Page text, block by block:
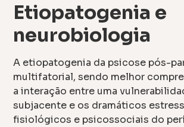
Etiopatogenia e
neurobiologia
A etiopatogenia da psicose pós-
multifatorial, sendo melhor
a interação entre uma
subjacente e os dramáticos
fisiológicos e psicossociais do